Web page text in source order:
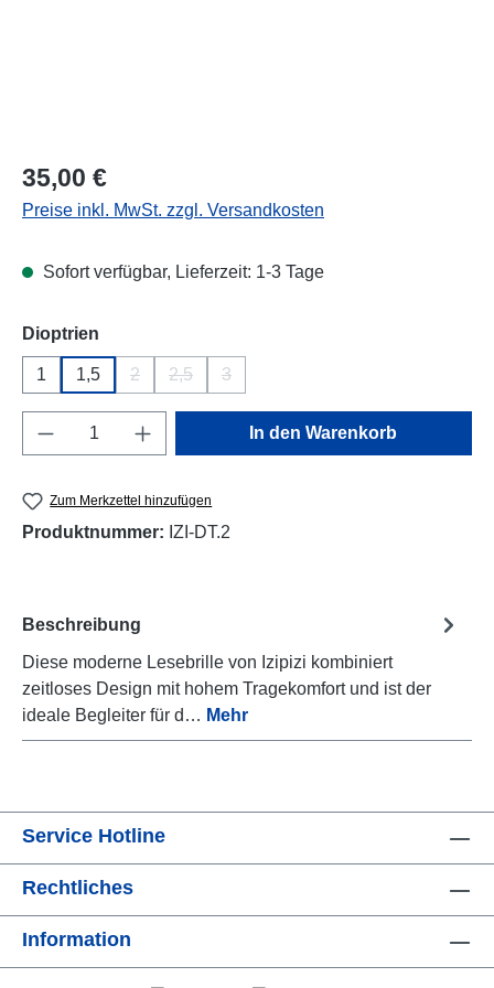
Regulärer Preis:
35,00 €
Preise inkl. MwSt. zzgl. Versandkosten
Sofort verfügbar, Lieferzeit: 1-3 Tage
Dioptrien
1 1,5 2
(Diese Option ist zurzeit nicht verfügbar.)
2,5
(Diese Option ist zurzeit nicht verfügbar.)
3
Produkt Anzahl: Gib den gewünschten
In den Warenkorb
Zum Merkzettel hinzufügen
Produktnummer: IZI-DT.2
Beschreibung
Diese moderne Lesebrille von Izipizi kombiniert
zeitloses Design mit hohem Tragekomfort und ist der
ideale Begleiter für d… Mehr
Service Hotline
Rechtliches
Information